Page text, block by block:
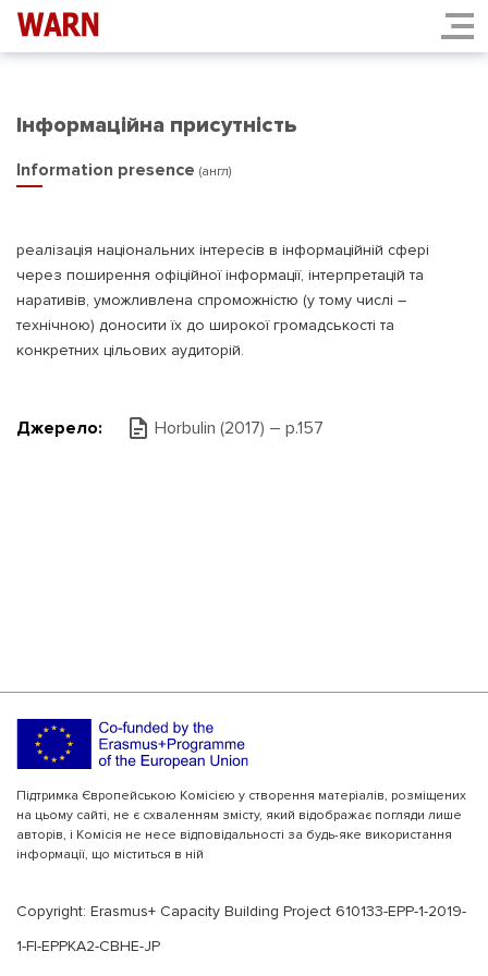
Інформаційна присутність
Information presence (англ)
реалізація національних інтересів в інформаційній сфері
через поширення офіційної інформації, інтерпретацій та
наративів, уможливлена спроможністю (у тому числі –
технічною) доносити їх до широкої громадськості та
конкретних цільових аудиторій.
Джерело: Horbulin (2017) – p.157
Підтримка Європейською Комісією у створення матеріалів, розміщених
на цьому сайті, не є схваленням змісту, який відображає погляди лише
авторів, і Комісія не несе відповідальності за будь-яке використання
інформації, що міститься в ній
Copyright: Erasmus+ Capacity Building Project 610133-EPP-1-2019-
1-FI-EPPKA2-CBHE-JP